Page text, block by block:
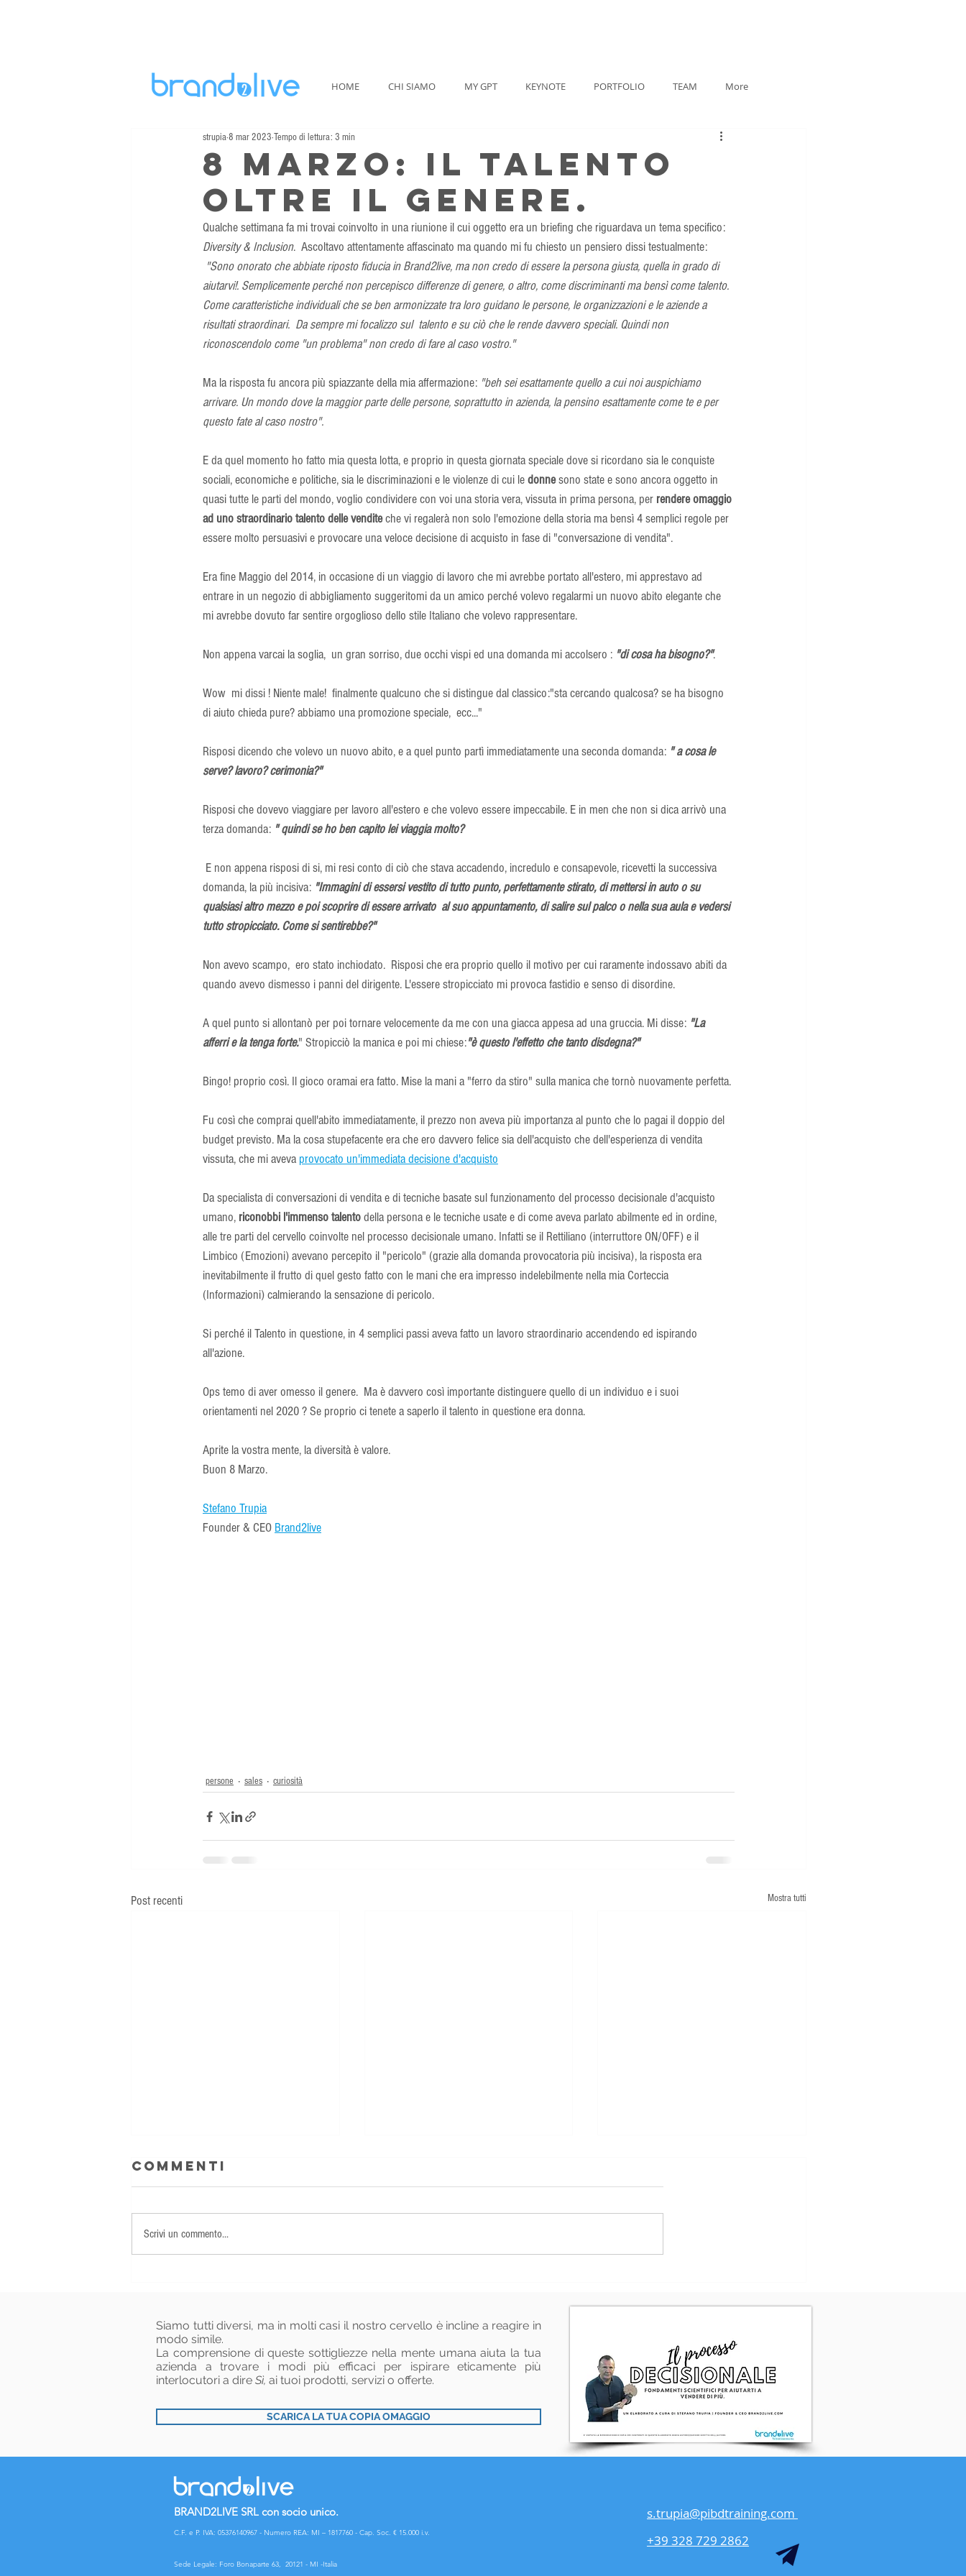
HOME CHI SIAMO MY GPT KEYNOTE PORTFOLIO TEAM More
8 Marzo: il talento
oltre il genere.
strupia8 mar 2023 Tempo di lettura: 3 min
Qualche settimana fa mi trovai coinvolto in una riunione il cui oggetto era un briefing che riguardava un tema specifico:
Diversity & Inclusion.  Ascoltavo attentamente affascinato ma quando mi fu chiesto un pensiero dissi testualmente:
"Sono onorato che abbiate riposto fiducia in Brand2live, ma non credo di essere la persona giusta, quella in grado di
aiutarvi!. Semplicemente perché non percepisco differenze di genere, o altro, come discriminanti ma bensì come talento.
Come caratteristiche individuali che se ben armonizzate tra loro guidano le persone, le organizzazioni e le aziende a
risultati straordinari.  Da sempre mi focalizzo sul  talento e su ciò che le rende davvero speciali. Quindi non
riconoscendolo come "un problema" non credo di fare al caso vostro."
Ma la risposta fu ancora più spiazzante della mia affermazione: "beh sei esattamente quello a cui noi auspichiamo
arrivare. Un mondo dove la maggior parte delle persone, soprattutto in azienda, la pensino esattamente come te e per
questo fate al caso nostro".
E da quel momento ho fatto mia questa lotta, e proprio in questa giornata speciale dove si ricordano sia le conquiste
sociali, economiche e politiche, sia le discriminazioni e le violenze di cui le donne sono state e sono ancora oggetto in
quasi tutte le parti del mondo, voglio condividere con voi una storia vera, vissuta in prima persona, per rendere omaggio
ad uno straordinario talento delle vendite che vi regalerà non solo l'emozione della storia ma bensì 4 semplici regole per
essere molto persuasivi e provocare una veloce decisione di acquisto in fase di "conversazione di vendita".
Era fine Maggio del 2014, in occasione di un viaggio di lavoro che mi avrebbe portato all'estero, mi apprestavo ad
entrare in un negozio di abbigliamento suggeritomi da un amico perché volevo regalarmi un nuovo abito elegante che
mi avrebbe dovuto far sentire orgoglioso dello stile Italiano che volevo rappresentare.
Non appena varcai la soglia,  un gran sorriso, due occhi vispi ed una domanda mi accolsero : "di cosa ha bisogno?".
Wow  mi dissi ! Niente male!  finalmente qualcuno che si distingue dal classico:"sta cercando qualcosa? se ha bisogno
di aiuto chieda pure? abbiamo una promozione speciale,  ecc..."
Risposi dicendo che volevo un nuovo abito, e a quel punto partì immediatamente una seconda domanda: " a cosa le
serve? lavoro? cerimonia?"
Risposi che dovevo viaggiare per lavoro all'estero e che volevo essere impeccabile. E in men che non si dica arrivò una
terza domanda: " quindi se ho ben capito lei viaggia molto?
domanda, la più incisiva: "Immagini di essersi vestito di tutto punto, perfettamente stirato, di mettersi in auto o su
qualsiasi altro mezzo e poi scoprire di essere arrivato  al suo appuntamento, di salire sul palco o nella sua aula e vedersi
tutto stropicciato. Come si sentirebbe?"
Non avevo scampo,  ero stato inchiodato.  Risposi che era proprio quello il motivo per cui raramente indossavo abiti da
quando avevo dismesso i panni del dirigente. L'essere stropicciato mi provoca fastidio e senso di disordine.
A quel punto si allontanò per poi tornare velocemente da me con una giacca appesa ad una gruccia. Mi disse: "La
afferri e la tenga forte." Stropicciò la manica e poi mi chiese:"è questo l'effetto che tanto disdegna?"
Bingo! proprio così. Il gioco oramai era fatto. Mise la mani a "ferro da stiro" sulla manica che tornò nuovamente perfetta.
Fu così che comprai quell'abito immediatamente, il prezzo non aveva più importanza al punto che lo pagai il doppio del
budget previsto. Ma la cosa stupefacente era che ero davvero felice sia dell'acquisto che dell'esperienza di vendita
vissuta, che mi aveva provocato un'immediata decisione d'acquisto
Da specialista di conversazioni di vendita e di tecniche basate sul funzionamento del processo decisionale d'acquisto
umano, riconobbi l'immenso talento della persona e le tecniche usate e di come aveva parlato abilmente ed in ordine,
alle tre parti del cervello coinvolte nel processo decisionale umano. Infatti se il Rettiliano (interruttore ON/OFF) e il
Limbico (Emozioni) avevano percepito il "pericolo" (grazie alla domanda provocatoria più incisiva), la risposta era
inevitabilmente il frutto di quel gesto fatto con le mani che era impresso indelebilmente nella mia Corteccia
(Informazioni) calmierando la sensazione di pericolo.
Si perché il Talento in questione, in 4 semplici passi aveva fatto un lavoro straordinario accendendo ed ispirando
all'azione.
Ops temo di aver omesso il genere.  Ma è davvero così importante distinguere quello di un individuo e i suoi
orientamenti nel 2020 ? Se proprio ci tenete a saperlo il talento in questione era donna.
Aprite la vostra mente, la diversità è valore.
Buon 8 Marzo.
Stefano Trupia
Founder & CEO Brand2live
persone sales curiosità
Post recenti Mostra tutti
Commenti
Scrivi un commento...
Siamo tutti diversi, ma in molti casi il nostro cervello è incline a reagire in
modo simile.
La comprensione di queste sottigliezze nella mente umana aiuta la tua
azienda a trovare i modi più efficaci per ispirare eticamente più
interlocutori a dire Sì, ai tuoi prodotti, servizi o offerte.
SCARICA LA TUA COPIA OMAGGIO
BRAND2LIVE SRL con socio unico.
C.F. e P. IVA: 05376140967 - Numero REA: MI – 1817760 - Cap. Soc. € 15.000 i.v.
Sede Legale: Foro Bonaparte 63, 20121 - MI -Italia
s.trupia@pibdtraining.com
+39 328 729 2862